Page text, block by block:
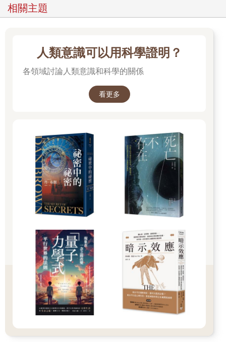
相關主題
人類意識可以用科學證明？
各領域討論人類意識和科學的關係
看更多